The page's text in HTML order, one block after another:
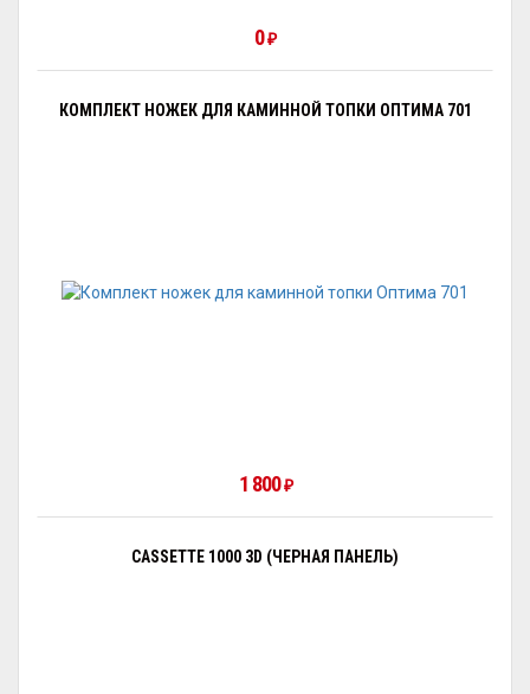
0₽
КОМПЛЕКТ НОЖЕК ДЛЯ КАМИННОЙ ТОПКИ ОПТИМА 701
1 800₽
CASSETTE 1000 3D (ЧЕРНАЯ ПАНЕЛЬ)